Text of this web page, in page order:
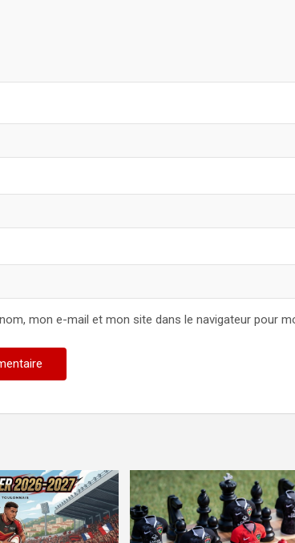
mon e-mail et mon site dans le navigateur pour